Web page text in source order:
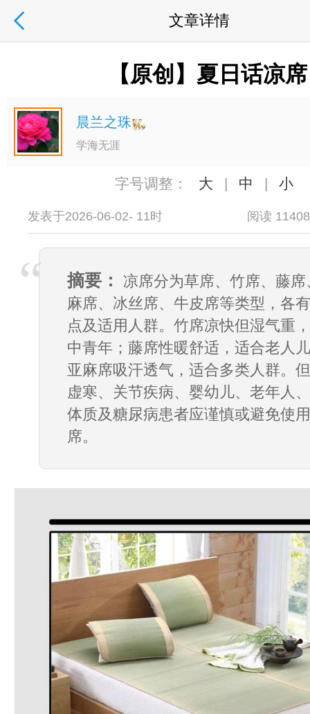
文章详情
【原创】夏日话凉席
晨兰之珠
学海无涯
字号调整： 大 | 中 | 小
发表于2026-06-02- 11时 阅读
摘要：
凉席分为草席、竹席、藤席
麻席、冰丝席、牛皮席等类型，各
点及适用人群。竹席凉快但湿气重
中青年；藤席性暖舒适，适合老人
亚麻席吸汗透气，适合多类人群。
虚寒、关节疾病、婴幼儿、老年人
体质及糖尿病患者应谨慎或避免使
席。